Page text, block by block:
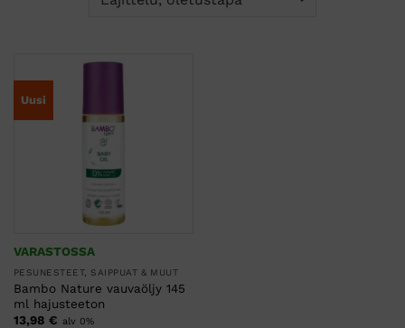
Uusi
VARASTOSSA
PESUNESTEET, SAIPPUAT & MUUT
Bambo Nature vauvaöljy 145
ml hajusteeton
13,98 € alv 0%